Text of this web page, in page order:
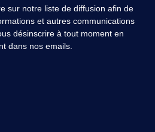
sur notre liste de diffusion afin de
et autres communications
désinscrire à tout moment en
dans nos emails.